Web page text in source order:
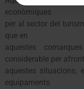
econòmiques
per al sector del
que en
aquestes
considerable per
aquestes situacions,
equipaments